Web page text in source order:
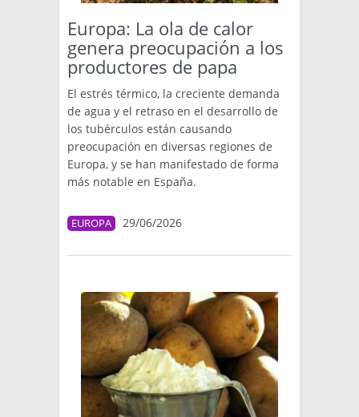
Europa: La ola de calor
genera preocupación a los
productores de papa
El estrés térmico, la creciente demanda
de agua y el retraso en el desarrollo de
los tubérculos están causando
preocupación en diversas regiones de
Europa, y se han manifestado de forma
más notable en España.
EUROPA 29/06/2026